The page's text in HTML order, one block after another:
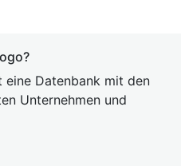
Datenbank mit den
Unternehmen und